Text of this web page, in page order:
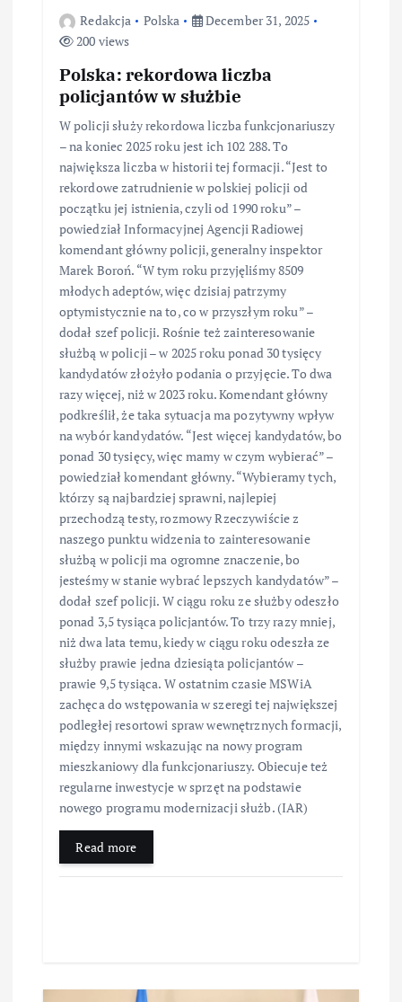
Redakcja Polska
December 31, 2025
200 views
Polska: rekordowa liczba
policjantów w służbie
W policji służy rekordowa liczba funkcjonariuszy
– na koniec 2025 roku jest ich 102 288. To
największa liczba w historii tej formacji. “Jest to
rekordowe zatrudnienie w polskiej policji od
początku jej istnienia, czyli od 1990 roku” –
powiedział Informacyjnej Agencji Radiowej
komendant główny policji, generalny inspektor
Marek Boroń. “W tym roku przyjęliśmy 8509
młodych adeptów, więc dzisiaj patrzymy
optymistycznie na to, co w przyszłym roku” –
dodał szef policji. Rośnie też zainteresowanie
służbą w policji – w 2025 roku ponad 30 tysięcy
kandydatów złożyło podania o przyjęcie. To dwa
razy więcej, niż w 2023 roku. Komendant główny
podkreślił, że taka sytuacja ma pozytywny wpływ
na wybór kandydatów. “Jest więcej kandydatów, bo
ponad 30 tysięcy, więc mamy w czym wybierać” –
powiedział komendant główny. “Wybieramy tych,
którzy są najbardziej sprawni, najlepiej
przechodzą testy, rozmowy Rzeczywiście z
naszego punktu widzenia to zainteresowanie
służbą w policji ma ogromne znaczenie, bo
jesteśmy w stanie wybrać lepszych kandydatów” –
dodał szef policji. W ciągu roku ze służby odeszło
ponad 3,5 tysiąca policjantów. To trzy razy mniej,
niż dwa lata temu, kiedy w ciągu roku odeszła ze
służby prawie jedna dziesiąta policjantów –
prawie 9,5 tysiąca. W ostatnim czasie MSWiA
zachęca do wstępowania w szeregi tej największej
podległej resortowi spraw wewnętrznych formacji,
między innymi wskazując na nowy program
mieszkaniowy dla funkcjonariuszy. Obiecuje też
regularne inwestycje w sprzęt na podstawie
nowego programu modernizacji służb. (IAR)
Read more